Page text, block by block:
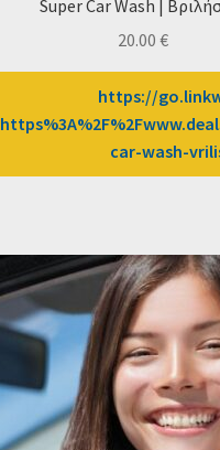
Super Car Wash |
20.00 €
https://
car-wash-